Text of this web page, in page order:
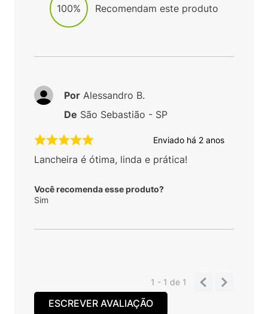
100% Recomendam este produto
Enviado há 2 anos
Lancheira é ótima, linda e prática!
Você recomenda esse produto?
Sim
Por Alessandro B.
De São Sebastião - SP
1 - 1de 1
ESCREVER AVALIAÇÃO